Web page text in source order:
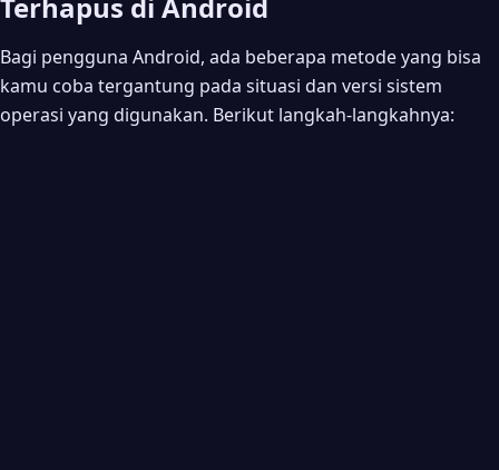
Bagi pengguna Android, ada beberapa metode yang bisa
kamu coba tergantung pada situasi dan versi sistem
operasi yang digunakan. Berikut langkah-langkahnya: